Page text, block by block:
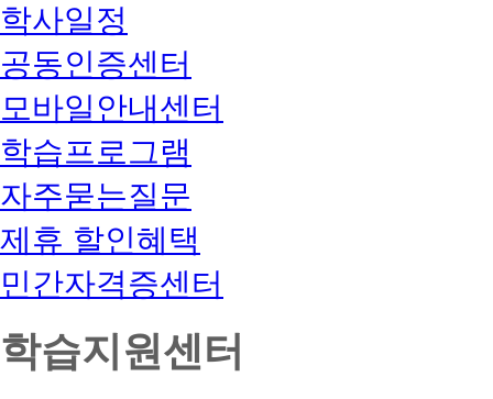
학사일정
공동인증센터
모바일안내센터
학습프로그램
자주묻는질문
제휴 할인혜택
민간자격증센터
학습지원센터